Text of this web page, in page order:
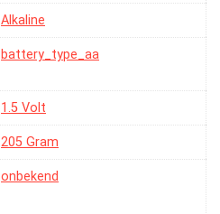
‎Alkaline
‎battery_type_aa
‎1.5 Volt
‎205 Gram
‎onbekend